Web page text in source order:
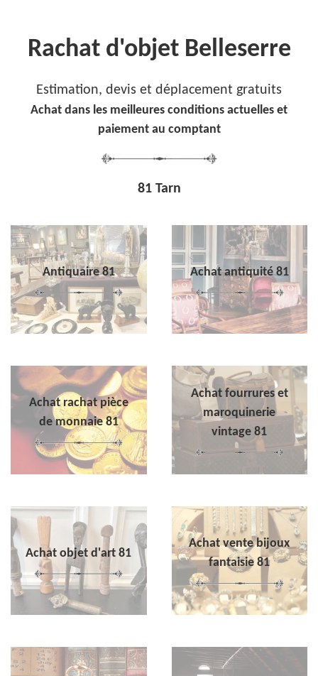
Rachat d'objet Belleserre
Estimation, devis et déplacement gratuits
Achat dans les meilleures conditions actuelles et
paiement au comptant
81 Tarn
Antiquaire 81 Achat antiquité 81
Achat rachat pièce
de monnaie 81
Achat fourrures et
maroquinerie
vintage 81
Achat objet d'art 81
Achat vente bijoux
fantaisie 81